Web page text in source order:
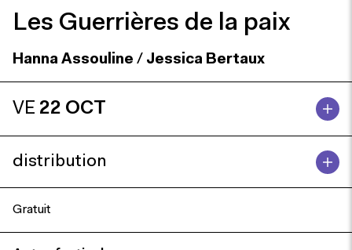
Les Guerrières de la paix
Hanna Assouline / Jessica Bertaux
VE 22 OCT
distribution
Gratuit